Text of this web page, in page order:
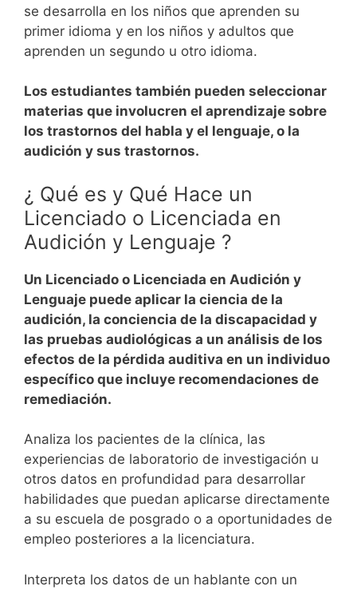
se desarrolla en los niños que aprenden su
primer idioma y en los niños y adultos que
aprenden un segundo u otro idioma.
Los estudiantes también pueden seleccionar
materias que involucren el aprendizaje sobre
los trastornos del habla y el lenguaje, o la
audición y sus trastornos.
¿ Qué es y Qué Hace un
Licenciado o Licenciada en
Audición y Lenguaje ?
Un Licenciado o Licenciada en Audición y
Lenguaje puede aplicar la ciencia de la
audición, la conciencia de la discapacidad y
las pruebas audiológicas a un análisis de los
efectos de la pérdida auditiva en un individuo
específico que incluye recomendaciones de
remediación.
Analiza los pacientes de la clínica, las
experiencias de laboratorio de investigación u
otros datos en profundidad para desarrollar
habilidades que puedan aplicarse directamente
a su escuela de posgrado o a oportunidades de
empleo posteriores a la licenciatura.
Interpreta los datos de un hablante con un